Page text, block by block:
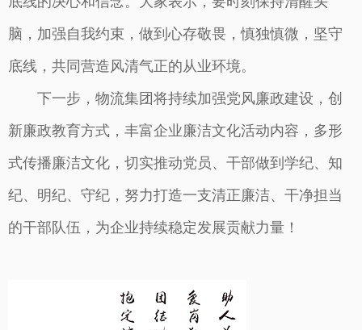
脑，加强自我约束，做到心存敬畏，慎独慎微，坚守
底线，共同营造风清气正的从业环境。
下一步，物流集团将持续加强党风廉政建设，创
新廉政教育方式，丰富企业廉洁文化活动内容，多形
式传播廉洁文化，切实推动党员、干部做到学纪、知
纪、明纪、守纪，努力打造一支清正廉洁、干净担当
的干部队伍，为企业持续稳定发展贡献力量！